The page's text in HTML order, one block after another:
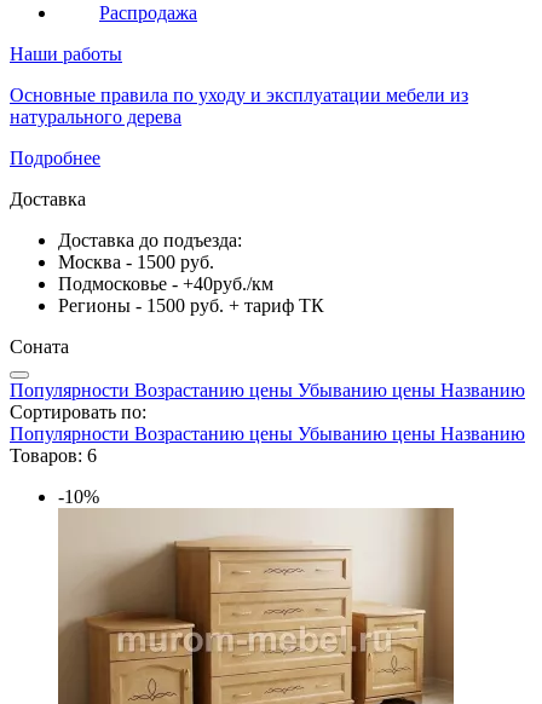
Распродажа
Наши работы
Основные правила по уходу и эксплуатации мебели из
натурального дерева
Подробнее
Доставка
Доставка до подъезда:
Москва - 1500 руб.
Подмосковье - +40руб./км
Регионы - 1500 руб. + тариф ТК
Соната
Популярности Возрастанию цены Убыванию цены Названию
Сортировать по:
Популярности Возрастанию цены Убыванию цены Названию
Товаров: 6
-10%